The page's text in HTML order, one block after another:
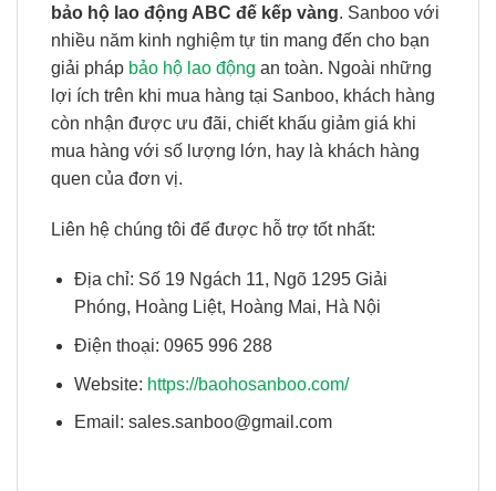
bảo hộ lao động ABC đế kếp vàng. Sanboo với
nhiều năm kinh nghiệm tự tin mang đến cho bạn
giải pháp bảo hộ lao động an toàn. Ngoài những
lợi ích trên khi mua hàng tại Sanboo, khách hàng
còn nhận được ưu đãi, chiết khấu giảm giá khi
mua hàng với số lượng lớn, hay là khách hàng
quen của đơn vị.
Liên hệ chúng tôi để được hỗ trợ tốt nhất:
Địa chỉ: Số 19 Ngách 11, Ngõ 1295 Giải
Phóng, Hoàng Liệt, Hoàng Mai, Hà Nội
Điện thoại: 0965 996 288
Website: https://baohosanboo.com/
Email: sales.sanboo@gmail.com